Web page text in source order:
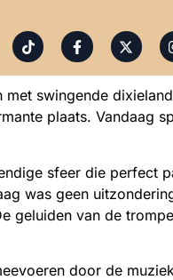
swingende
plaats. Vandaag
sfeer die perfect
was geen
geluiden van de
door de